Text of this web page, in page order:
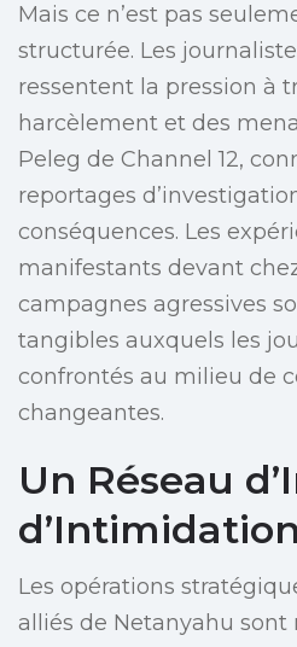
Mais ce n’est pas
structurée. Les
ressentent la pression à
harcèlement et des
Peleg de Channel 12,
reportages
conséquences. Les
manifestants devant
campagnes agressives
tangibles auxquels les
confrontés au milieu de
changeantes.
Un Réseau
d’Intimidation
Les opérations
alliés de Netanyahu sont